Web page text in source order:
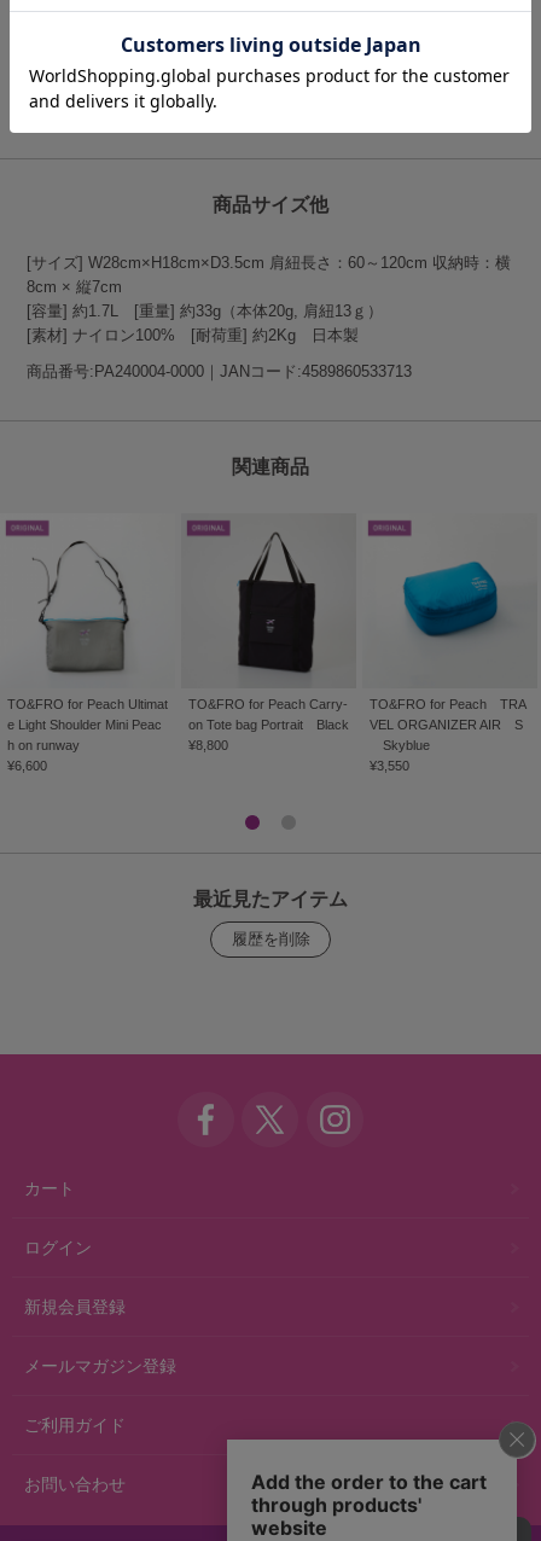
地の開発から取り組み、オリジナルのプロダクトを生み出していま
す。
TO＆FROの商品一覧はこちらをクリック
商品サイズ他
[サイズ] W28cm×H18cm×D3.5cm 肩紐長さ：60～120cm 収納時：横
8cm × 縦7cm
[容量] 約1.7L [重量] 約33g（本体20g, 肩紐13ｇ）
[素材] ナイロン100% [耐荷重] 約2Kg 日本製
商品番号:PA240004-0000｜JANコード:4589860533713
関連商品
TO&FRO for Peach Ultimat
e Light Shoulder Mini Peac
h on runway
¥6,600
TO&FRO for Peach Carry-
on Tote bag Portrait Black
¥8,800
TO&FRO for Peach TRA
VEL ORGANIZER AIR S
Skyblue
¥3,550
最近見たアイテム
カート
ログイン
新規会員登録
メールマガジン登録
ご利用ガイド
お問い合わせ